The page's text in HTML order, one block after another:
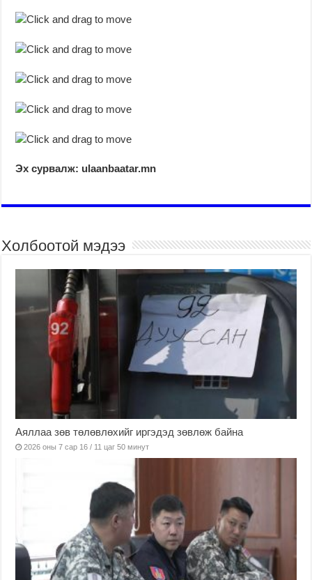
Эх сурвалж: ulaanbaatar.mn
Холбоотой мэдээ
Аяллаа зөв төлөвлөхийг иргэдэд зөвлөж байна
2026 оны 7 сар 16 / 11 цаг 50 минут